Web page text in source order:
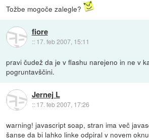
Tožbe mogoče zalegle?
fiore
:: 17. feb 2007, 15:11
pravi čudež da je v flashu narejeno in ne v
pogruntavščini.
Jernej L
:: 17. feb 2007, 17:26
warning! javascript soap, stran ima več
šanse da bi lahko linke odpiral v novem